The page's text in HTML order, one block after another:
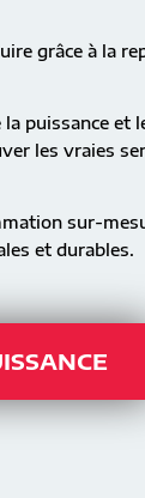
grâce à la
puissance et
les vraies
sur-
et durables.